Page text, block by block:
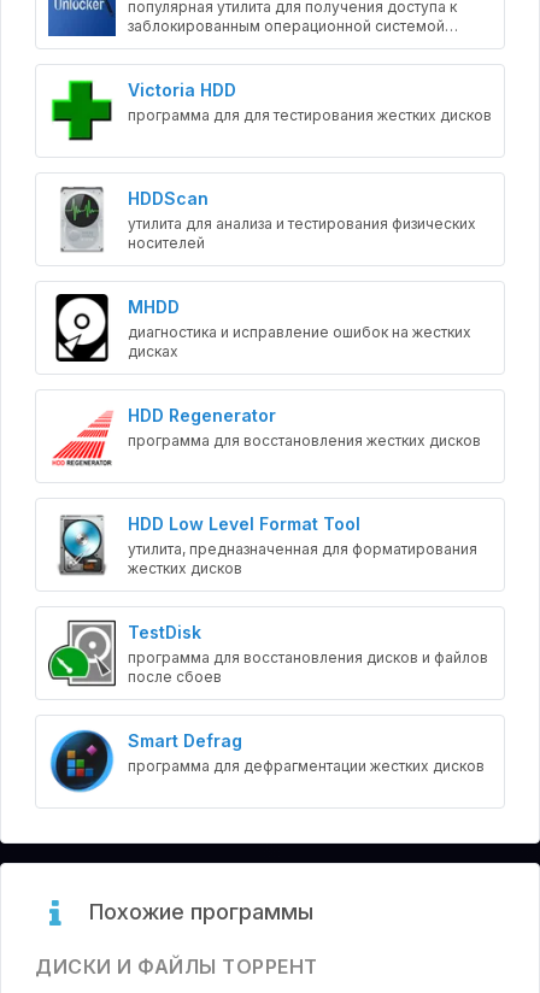
популярная утилита для получения доступа к
заблокированным операционной системой
файлам
Victoria HDD
программа для для тестирования жестких дисков
HDDScan
утилита для анализа и тестирования физических
носителей
MHDD
диагностика и исправление ошибок на жестких
дисках
HDD Regenerator
программа для восстановления жестких дисков
HDD Low Level Format Tool
утилита, предназначенная для форматирования
жестких дисков
TestDisk
программа для восстановления дисков и файлов
после сбоев
Smart Defrag
программа для дефрагментации жестких дисков
Похожие программы
ДИСКИ И ФАЙЛЫ ТОРРЕНТ